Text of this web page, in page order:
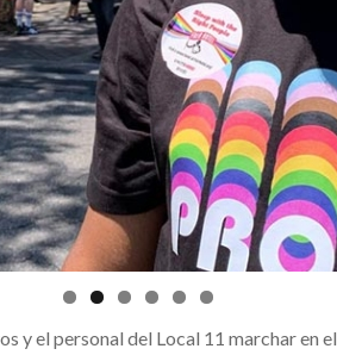
y el personal del Local 11 marchar en